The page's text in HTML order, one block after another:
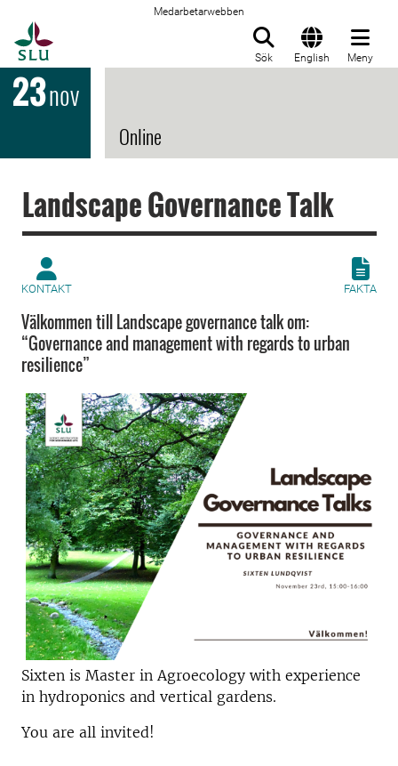
Medarbetarwebben
Sök English Meny
23nov
Online
Landscape Governance Talk
KONTAKT FAKTA
Välkommen till Landscape governance talk om:
“Governance and management with regards to urban
resilience”
Sixten is Master in Agroecology with experience
in hydroponics and vertical gardens.
You are all invited!